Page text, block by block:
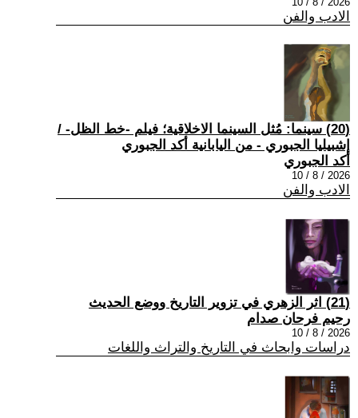
الادب والفن
(20) سينما: مُثل السينما الاخلاقية؛ فيلم -خط الظل- /
إشبيليا الجبوري - من اليابانية أكد الجبوري
أكد الجبوري
2026 / 8 / 10
الادب والفن
(21) اثر الزهري في تزوير التاريخ ووضع الحديث
رحيم فرحان صدام
2026 / 8 / 10
دراسات وابحاث في التاريخ والتراث واللغات